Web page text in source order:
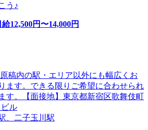
う♪
給12,500円〜14,000円
稿内の駅・エリア以外にも幅広くお
ます。できる限りご希望に合わせられ
す。【面接地】東京都新宿区歌舞伎町
ル
、二子玉川駅